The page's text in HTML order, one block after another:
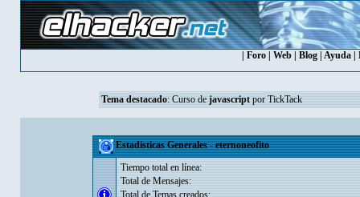
Foro Web Blog Ayuda
Tema destacado: Curso de javascriptpor TickTack
Estadísticas Generales - eternoneofito
Tiempo total en línea:
Total de Mensajes:
Total de Temas creados: